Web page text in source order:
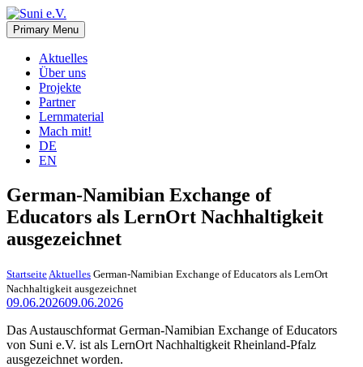
Skip
to
content
Suni e.V.
Deutsch-Namibischer Verein, zur Umsetzung der UN-
Nachhaltigkeitsziele
Primary Menu
Aktuelles
Über uns
Projekte
Partner
Lernmaterial
Mach mit!
DE
EN
German-Namibian Exchange of
Educators als LernOrt Nachhaltigkeit
ausgezeichnet
Startseite Aktuelles German-Namibian Exchange of Educators als LernOrt
Nachhaltigkeit ausgezeichnet
09.06.202609.06.2026
Das Austauschformat German-Namibian Exchange of Educators
von Suni e.V. ist als LernOrt Nachhaltigkeit Rheinland-Pfalz
ausgezeichnet worden.